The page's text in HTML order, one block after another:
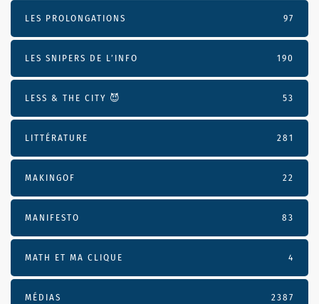
LES PROLONGATIONS 97
LES SNIPERS DE L’INFO 190
LESS & THE CITY 😈 53
LITTÉRATURE 281
MAKINGOF 22
MANIFESTO 83
MATH ET MA CLIQUE 4
MÉDIAS 2387